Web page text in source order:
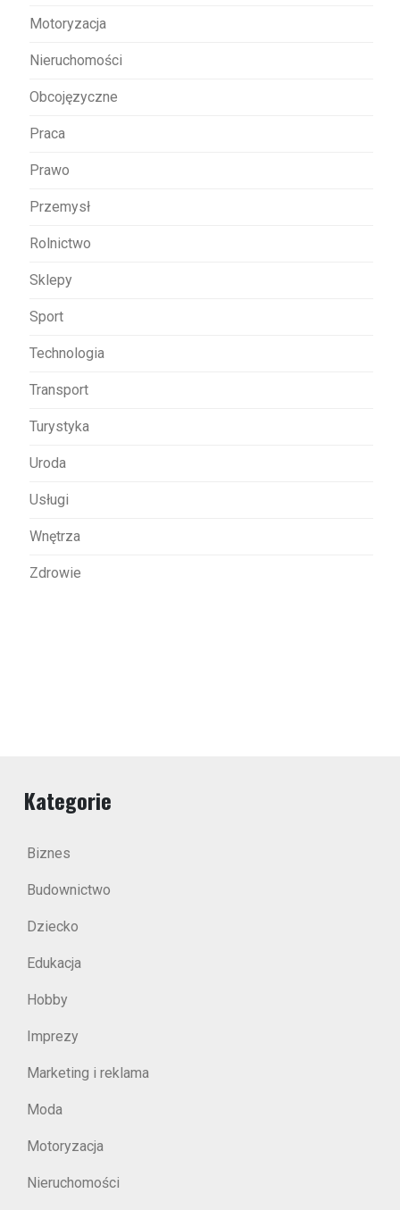
Motoryzacja
Nieruchomości
Obcojęzyczne
Praca
Prawo
Przemysł
Rolnictwo
Sklepy
Sport
Technologia
Transport
Turystyka
Uroda
Usługi
Wnętrza
Zdrowie
Kategorie
Biznes
Budownictwo
Dziecko
Edukacja
Hobby
Imprezy
Marketing i reklama
Moda
Motoryzacja
Nieruchomości